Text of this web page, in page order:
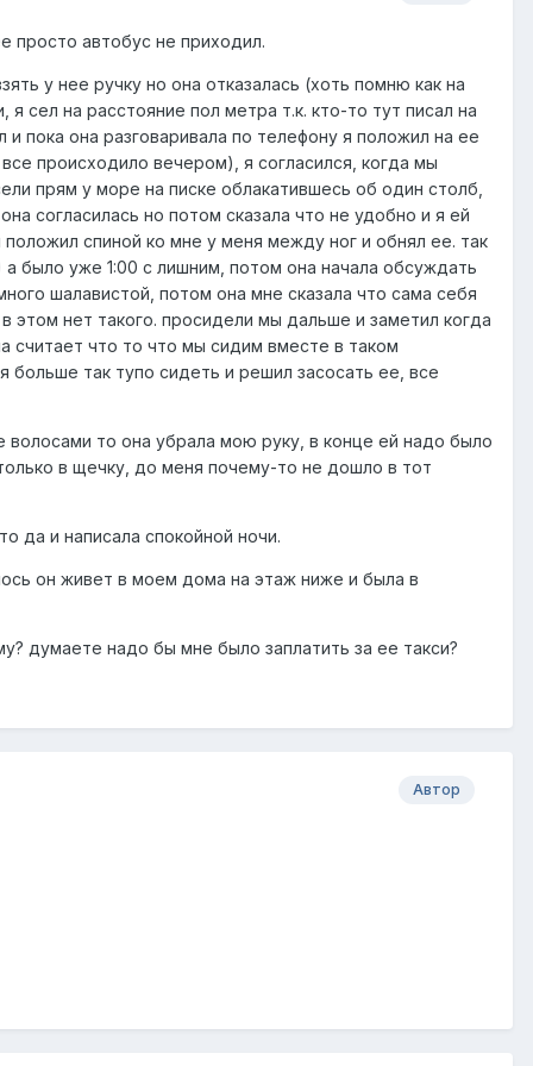
просто автобус не приходил.
у нее ручку но она отказалась (хоть помню как на
сел на расстояние пол метра т.к. кто-то тут писал на
пока она разговаривала по телефону я положил на ее
происходило вечером), я согласился, когда мы
прям у море на писке облакатившесь об один столб,
согласилась но потом сказала что не удобно и я ей
спиной ко мне у меня между ног и обнял ее. так
было уже 1:00 с лишним, потом она начала обсуждать
шалавистой, потом она мне сказала что сама себя
этом нет такого. просидели мы дальше и заметил когда
считает что то что мы сидим вместе в таком
так тупо сидеть и решил засосать ее, все
волосами то она убрала мою руку, в конце ей надо было
в щечку, до меня почему-то не дошло в тот
да и написала спокойной ночи.
он живет в моем дома на этаж ниже и была в
думаете надо бы мне было заплатить за ее такси?
Автор